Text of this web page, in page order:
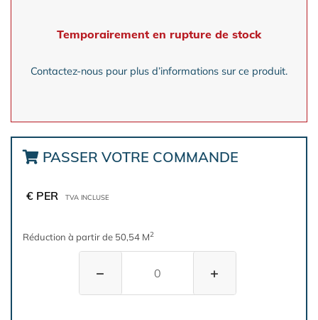
Temporairement en rupture de stock
Contactez-nous pour plus d’informations sur ce produit.
PASSER VOTRE COMMANDE
€ PER TVA INCLUSE
Réduction à partir de 50,54 M2
− +